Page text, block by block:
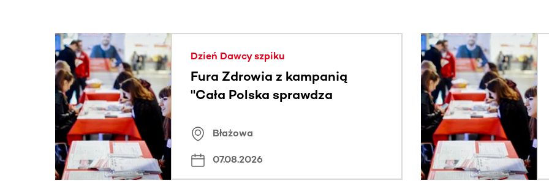
Ta sekcja zawiera treści przewijane w poziomie. Użyj klawisza Tab lub przesuń palcem, aby zobaczyć
Dzień Dawcy szpiku
Fura Zdrowia z kampanią
"Cała Polska sprawdza
Błażowa
07.08.2026